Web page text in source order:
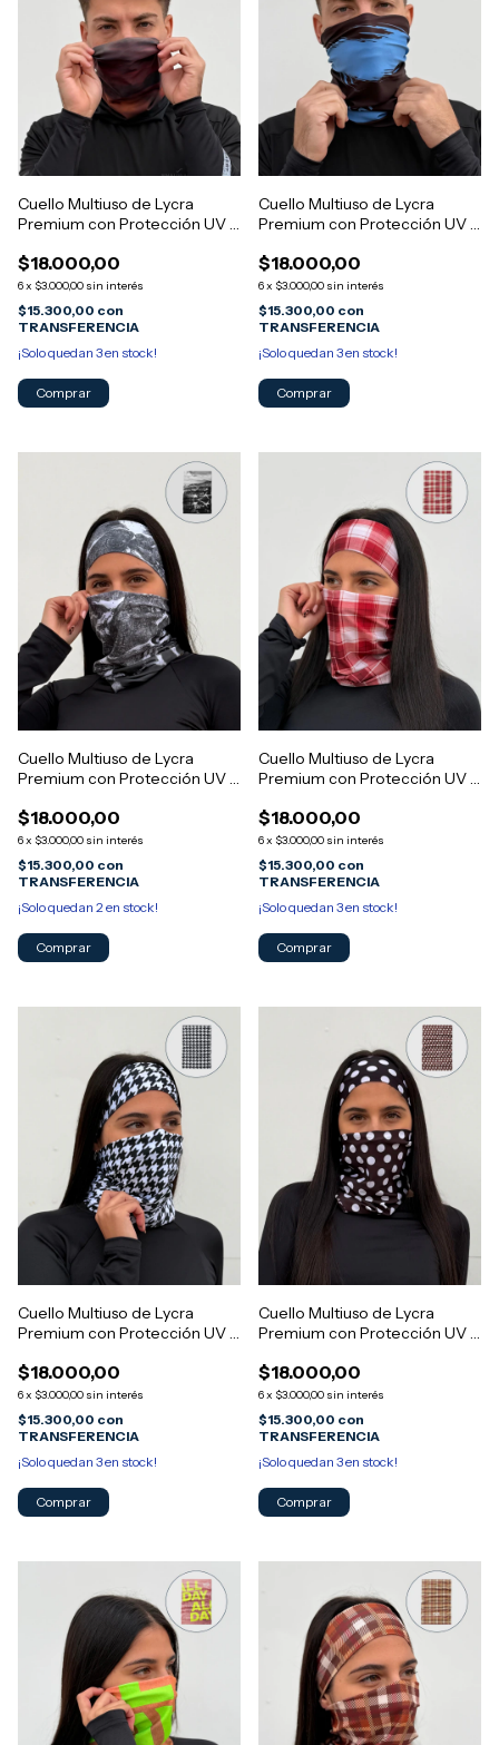
Cuello Multiuso de Lycra
Premium con Protección UV -
$18.000,00
6x $3.000,00 sin interés
$15.300,00 con
TRANSFERENCIA
¡Solo quedan 3en stock!
Cuello Multiuso de Lycra
Premium con Protección UV -
$18.000,00
6x $3.000,00 sin interés
$15.300,00 con
TRANSFERENCIA
¡Solo quedan 3en stock!
Cuello Multiuso de Lycra
Premium con Protección UV -
$18.000,00
6x $3.000,00 sin interés
$15.300,00 con
TRANSFERENCIA
¡Solo quedan 2 en stock!
Cuello Multiuso de Lycra
Premium con Protección UV -
$18.000,00
6x $3.000,00 sin interés
$15.300,00 con
TRANSFERENCIA
¡Solo quedan 3en stock!
Cuello Multiuso de Lycra
Premium con Protección UV -
$18.000,00
6x $3.000,00 sin interés
$15.300,00 con
TRANSFERENCIA
¡Solo quedan 3en stock!
Cuello Multiuso de Lycra
Premium con Protección UV -
$18.000,00
6x $3.000,00 sin interés
$15.300,00 con
TRANSFERENCIA
¡Solo quedan 3en stock!